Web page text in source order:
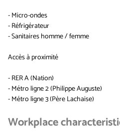
- Micro-ondes
- Réfrigérateur
- Sanitaires homme / femme
Accès à proximité
- RER A (Nation)
- Métro ligne 2 (Philippe Auguste)
- Métro ligne 3 (Père Lachaise)
Workplace